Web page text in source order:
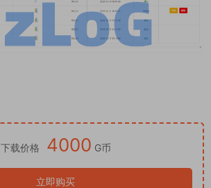
下载价格 4000 G币
立即购买